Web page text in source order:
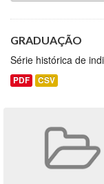
GRADUAÇÃO
Série histórica de
PDF CSV